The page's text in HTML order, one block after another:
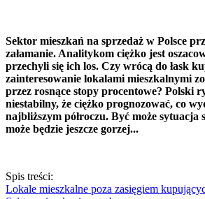
Sektor mieszkań na sprzedaż w Polsce
załamanie. Analitykom ciężko jest
przechyli się ich los. Czy wrócą do łask
zainteresowanie lokalami mieszkalnymi
przez rosnące stopy procentowe? Polski
niestabilny, że ciężko prognozować, co
najbliższym półroczu. Być może sytuacja
może będzie jeszcze gorzej...
Spis treści:
Lokale mieszkalne poza zasięgiem